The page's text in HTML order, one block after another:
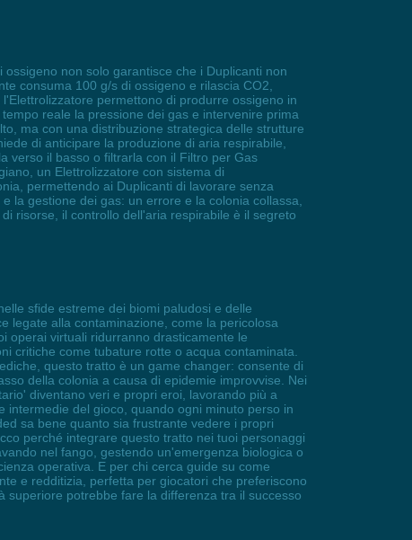
non solo garantisce che i Duplicanti non
consuma 100 g/s di ossigeno e rilascia CO2,
permettono di produrre ossigeno in
reale la pressione dei gas e intervenire prima
ma con una distribuzione strategica delle strutture
di anticipare la produzione di aria respirabile,
verso il basso o filtrarla con il Filtro per Gas
un Elettrolizzatore con sistema di
permettendo ai Duplicanti di lavorare senza
la gestione dei gas: un errore e la colonia collassa,
risorse, il controllo dell'aria respirabile è il segreto
sfide estreme dei biomi paludosi e delle
legate alla contaminazione, come la pericolosa
operai virtuali ridurranno drasticamente le
critiche come tubature rotte o acqua contaminata.
questo tratto è un game changer: consente di
della colonia a causa di epidemie improvvise. Nei
diventano veri e propri eroi, lavorando più a
intermedie del gioco, quando ogni minuto perso in
sa bene quanto sia frustrante vedere i propri
perché integrare questo tratto nei tuoi personaggi
nel fango, gestendo un'emergenza biologica o
operativa. E per chi cerca guide su come
e redditizia, perfetta per giocatori che preferiscono
superiore potrebbe fare la differenza tra il successo